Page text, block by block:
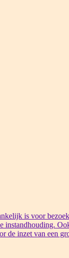
is voor
instandhouding.
de inzet van een